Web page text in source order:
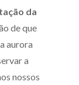
da
de que
aurora
a
nossos